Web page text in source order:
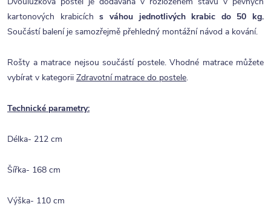
kartonových krabicíchs váhou jednotlivých krabic do 50 kg.
Součástí balení je samozřejmě přehledný montážní návod a kování.
Rošty a matrace nejsou součástí postele. Vhodné matrace můžete
vybírat v kategorii Zdravotní matrace do postele.
Technické parametry:
Délka- 212 cm
Šířka- 168 cm
Výška- 110 cm